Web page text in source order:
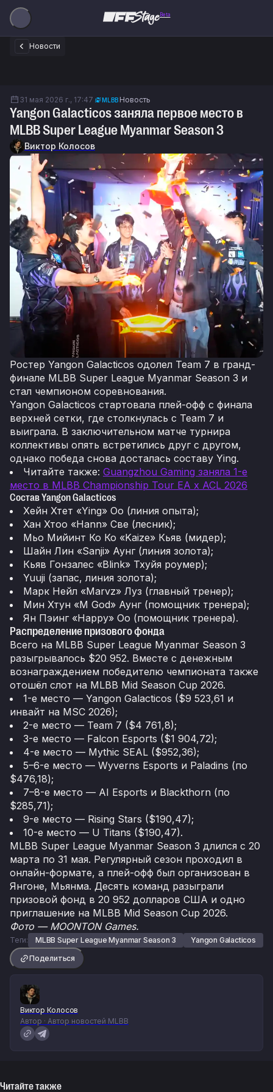
Beta
Новости
31 мая 2026 г., 17:47 MLBB Новость
Yangon Galacticos заняла первое место в
MLBB Super League Myanmar Season 3
Виктор Колосов
Ростер Yangon Galacticos одолел Team 7 в гранд-
финале MLBB Super League Myanmar Season 3 и
стал чемпионом соревнования.
Yangon Galacticos стартовала плей-офф с финала
верхней сетки, где столкнулась с Team 7 и
выиграла. В заключительном матче турнира
коллективы опять встретились друг с другом,
однако победа снова досталась составу Ying.
Читайте также: Guangzhou Gaming заняла 1-е
место в MLBB Championship Tour EA x ACL 2026
Состав Yangon Galacticos
Хейн Хтет «Ying» Оо (линия опыта);
Хан Хтоо «Hann» Све (лесник);
Мьо Мийинт Ко Ко «Kaize» Кьяв (мидер);
Шайн Лин «Sanji» Аунг (линия золота);
Кьяв Гонзалес «Blink» Тхуйя роумер);
Yuuji (запас, линия золота);
Марк Нейл «Marvz» Луз (главный тренер);
Мин Хтун «M God» Аунг (помощник тренера);
Ян Пэинг «Happy» Оо (помощник тренера).
Распределение призового фонда
Всего на MLBB Super League Myanmar Season 3
разыгрывалось $20 952. Вместе с денежным
вознаграждением победителю чемпионата также
отошёл слот на MLBB Mid Season Cup 2026.
1-е место — Yangon Galacticos ($9 523,61 и
инвайт на MSC 2026);
2-е место — Team 7 ($4 761,8);
3-е место — Falcon Esports ($1 904,72);
4-е место — Mythic SEAL ($952,36);
5–6-е место — Wyverns Esports и Paladins (по
$476,18);
7–8-е место — AI Esports и Blackthorn (по
$285,71);
9-е место — Rising Stars ($190,47);
10-е место — U Titans ($190,47).
MLBB Super League Myanmar Season 3 длился с 20
марта по 31 мая. Регулярный сезон проходил в
онлайн-формате, а плей-офф был организован в
Янгоне, Мьянма. Десять команд разыграли
призовой фонд в 20 952 долларов США и одно
приглашение на MLBB Mid Season Cup 2026.
Фото — MOONTON Games.
Теги: MLBB Super League Myanmar Season 3
Yangon Galacticos
Поделиться
Виктор Колосов
Автор · Автор новостей MLBB
Читайте также